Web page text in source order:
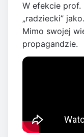
W efekcie prof.
„radziecki”
Mimo swojej
propagandzie.